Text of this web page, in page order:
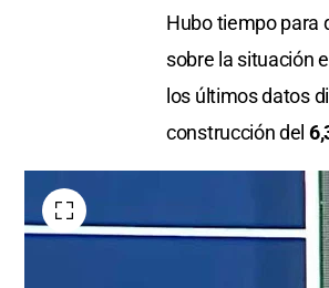
Hubo tiempo para
sobre la situación
los últimos datos
construcción del